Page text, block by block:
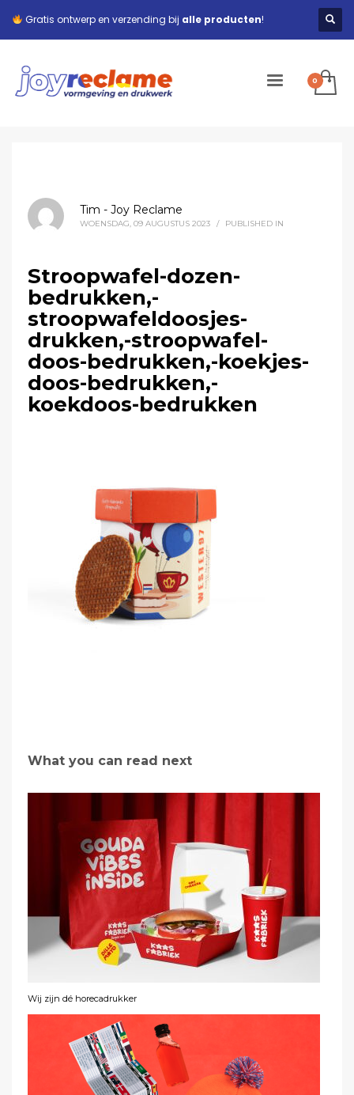
Gratis ontwerp en verzending bij alle producten!
Tim - Joy Reclame
WOENSDAG, 09 AUGUSTUS 2023 / PUBLISHED IN
Stroopwafel-dozen-
bedrukken,-
stroopwafeldoosjes-
drukken,-stroopwafel-
doos-bedrukken,-koekjes-
doos-bedrukken,-
koekdoos-bedrukken
What you can read next
Wij zijn dé horecadrukker